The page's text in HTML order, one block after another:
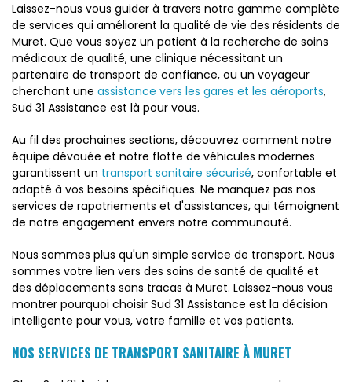
Laissez-nous vous guider à travers notre gamme complète
de services qui améliorent la qualité de vie des résidents de
Muret. Que vous soyez un patient à la recherche de soins
médicaux de qualité, une clinique nécessitant un
partenaire de transport de confiance, ou un voyageur
cherchant une assistance vers les gares et les aéroports,
Sud 31 Assistance est là pour vous.
Au fil des prochaines sections, découvrez comment notre
équipe dévouée et notre flotte de véhicules modernes
garantissent un transport sanitaire sécurisé, confortable et
adapté à vos besoins spécifiques. Ne manquez pas nos
services de rapatriements et d'assistances, qui témoignent
de notre engagement envers notre communauté.
Nous sommes plus qu'un simple service de transport. Nous
sommes votre lien vers des soins de santé de qualité et
des déplacements sans tracas à Muret. Laissez-nous vous
montrer pourquoi choisir Sud 31 Assistance est la décision
intelligente pour vous, votre famille et vos patients.
NOS SERVICES DE TRANSPORT SANITAIRE À MURET